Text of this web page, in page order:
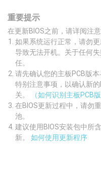
重要提示
在更新BIOS之前，请详阅注意
如果系统运行正常，请勿
导致无法开机。关于任何
任。
请先确认您的主板PCB版
特别注意事项，以确认新
关。
（如何识别主板PCB版
在BIOS更新过程中，请勿
池。
建议使用BIOS安装包中所
新。 如何使用更新程序